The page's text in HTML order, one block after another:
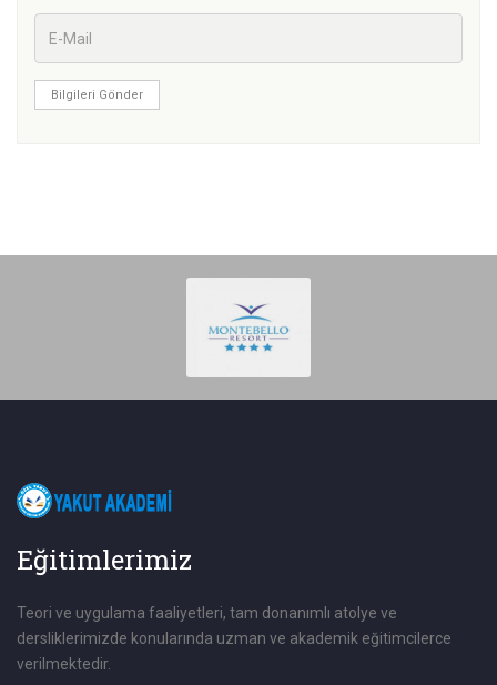
Bilgileri Gönder
Eğitimlerimiz
Teori ve uygulama faaliyetleri, tam donanımlı atolye ve
dersliklerimizde konularında uzman ve akademik eğitimcilerce
verilmektedir.